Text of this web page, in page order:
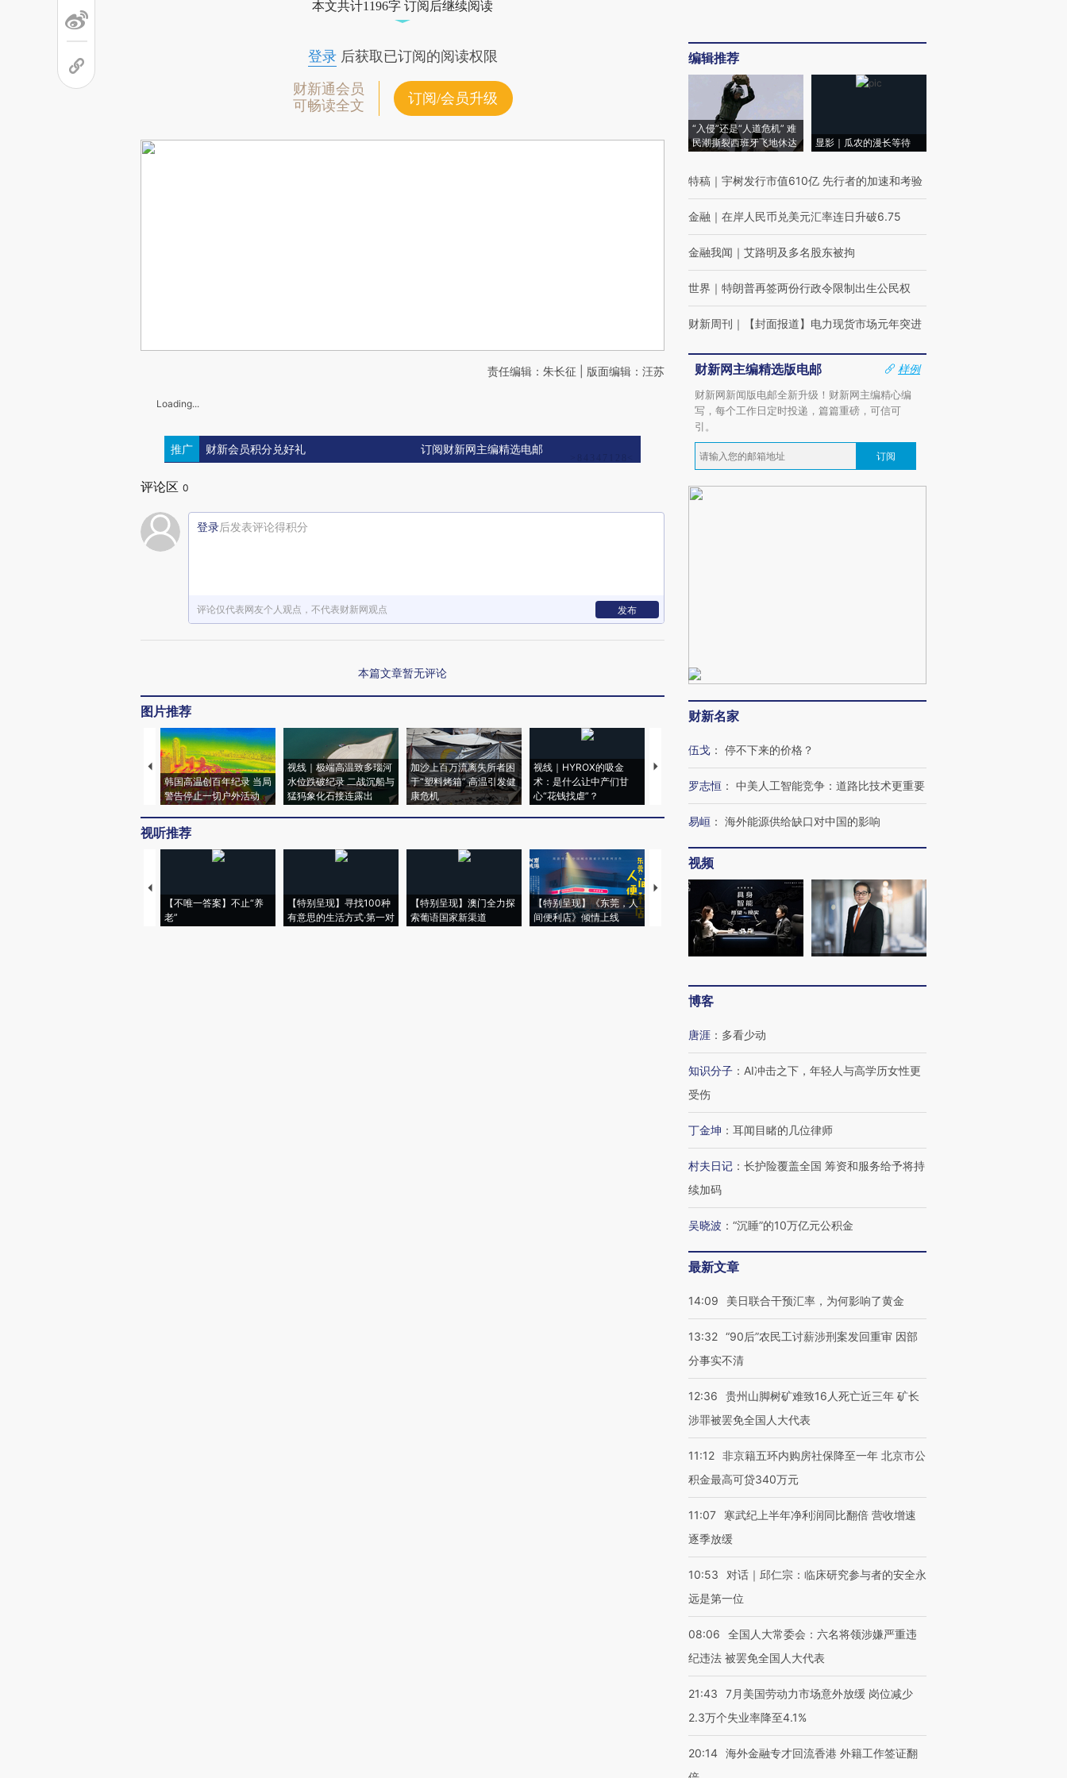
本文共计1196字 订阅后继续阅读
登录后获取已订阅的阅读权限
财新通会员
可畅读全文
订阅/会员升级
责任编辑：朱长征 | 版面编辑：汪苏
Loading...
推广 财新会员积分兑好礼 订阅财新网主编精选电邮
评论区 0
登录后发表评论得积分
评论仅代表网友个人观点，不代表财新网观点 发布
本篇文章暂无评论
图片推荐
韩国高温创百年纪录 当局
警告停止一切户外活动
视线｜极端高温致多瑙河
水位跌破纪录 二战沉船与
猛犸象化石接连露出
加沙上百万流离失所者困
于“塑料烤箱” 高温引发健
康危机
视线｜HYROX的吸金
术：是什么让中产们甘
心“花钱找虐”？
马航飞行员跨国走私7万
粒摇头丸 尿检体内含3种
视线｜被称为“蟑螂”的印
度Z世代 用街头抗争将教
视线｜“入侵”还是“人道危
机”？难民潮撕裂西班牙
视听推荐
【不唯一答案】不止“养
老”
【特别呈现】寻找100种
有意思的生活方式·第一对
【特别呈现】澳门全力探
索葡语国家新渠道
【特别呈现】《东莞，人
间便利店》倾情上线
【推广】走进第四届链博
会，让数智科技“链”接产
【特别呈现】寻找100种
有意思的生活方式·第三对
【商旅对话】华住集团
CFO：不靠规模取胜，华
编辑推荐
“入侵”还是“人道危机” 难
民潮撕裂西班牙飞地休达
显影｜瓜农的漫长等待
特稿 ｜ 宇树发行市值610亿 先行者的加速和考验
金融 ｜ 在岸人民币兑美元汇率连日升破6.75
金融我闻 ｜ 艾路明及多名股东被拘
世界 ｜ 特朗普再签两份行政令限制出生公民权
财新周刊 ｜ 【封面报道】电力现货市场元年突进
财新网主编精选版电邮
样例
财新网新闻版电邮全新升级！财新网主编精心编
写，每个工作日定时投递，篇篇重磅，可信可
引。
订阅
财新名家
伍戈 ： 停不下来的价格？
罗志恒 ： 中美人工智能竞争：道路比技术更重要
易峘 ： 海外能源供给缺口对中国的影响
视频
博客
唐涯 ： 多看少动
知识分子 ： AI冲击之下，年轻人与高学历女性更
受伤
丁金坤 ： 耳闻目睹的几位律师
村夫日记 ： 长护险覆盖全国 筹资和服务给予将持
续加码
吴晓波 ： “沉睡”的10万亿元公积金
最新文章
14:09 美日联合干预汇率，为何影响了黄金
13:32 “90后”农民工讨薪涉刑案发回重审 因部
分事实不清
12:36
贵州山脚树矿难致16人死亡近三年 矿长
涉罪被罢免全国人大代表
11:12 非京籍五环内购房社保降至一年 北京市公
积金最高可贷340万元
11:07
寒武纪上半年净利润同比翻倍 营收增速
逐季放缓
10:53
对话｜邱仁宗：临床研究参与者的安全永
远是第一位
08:06
全国人大常委会：六名将领涉嫌严重违
纪违法 被罢免全国人大代表
21:43
7月美国劳动力市场意外放缓 岗位减少
2.3万个失业率降至4.1%
20:14 海外金融专才回流香港 外籍工作签证翻